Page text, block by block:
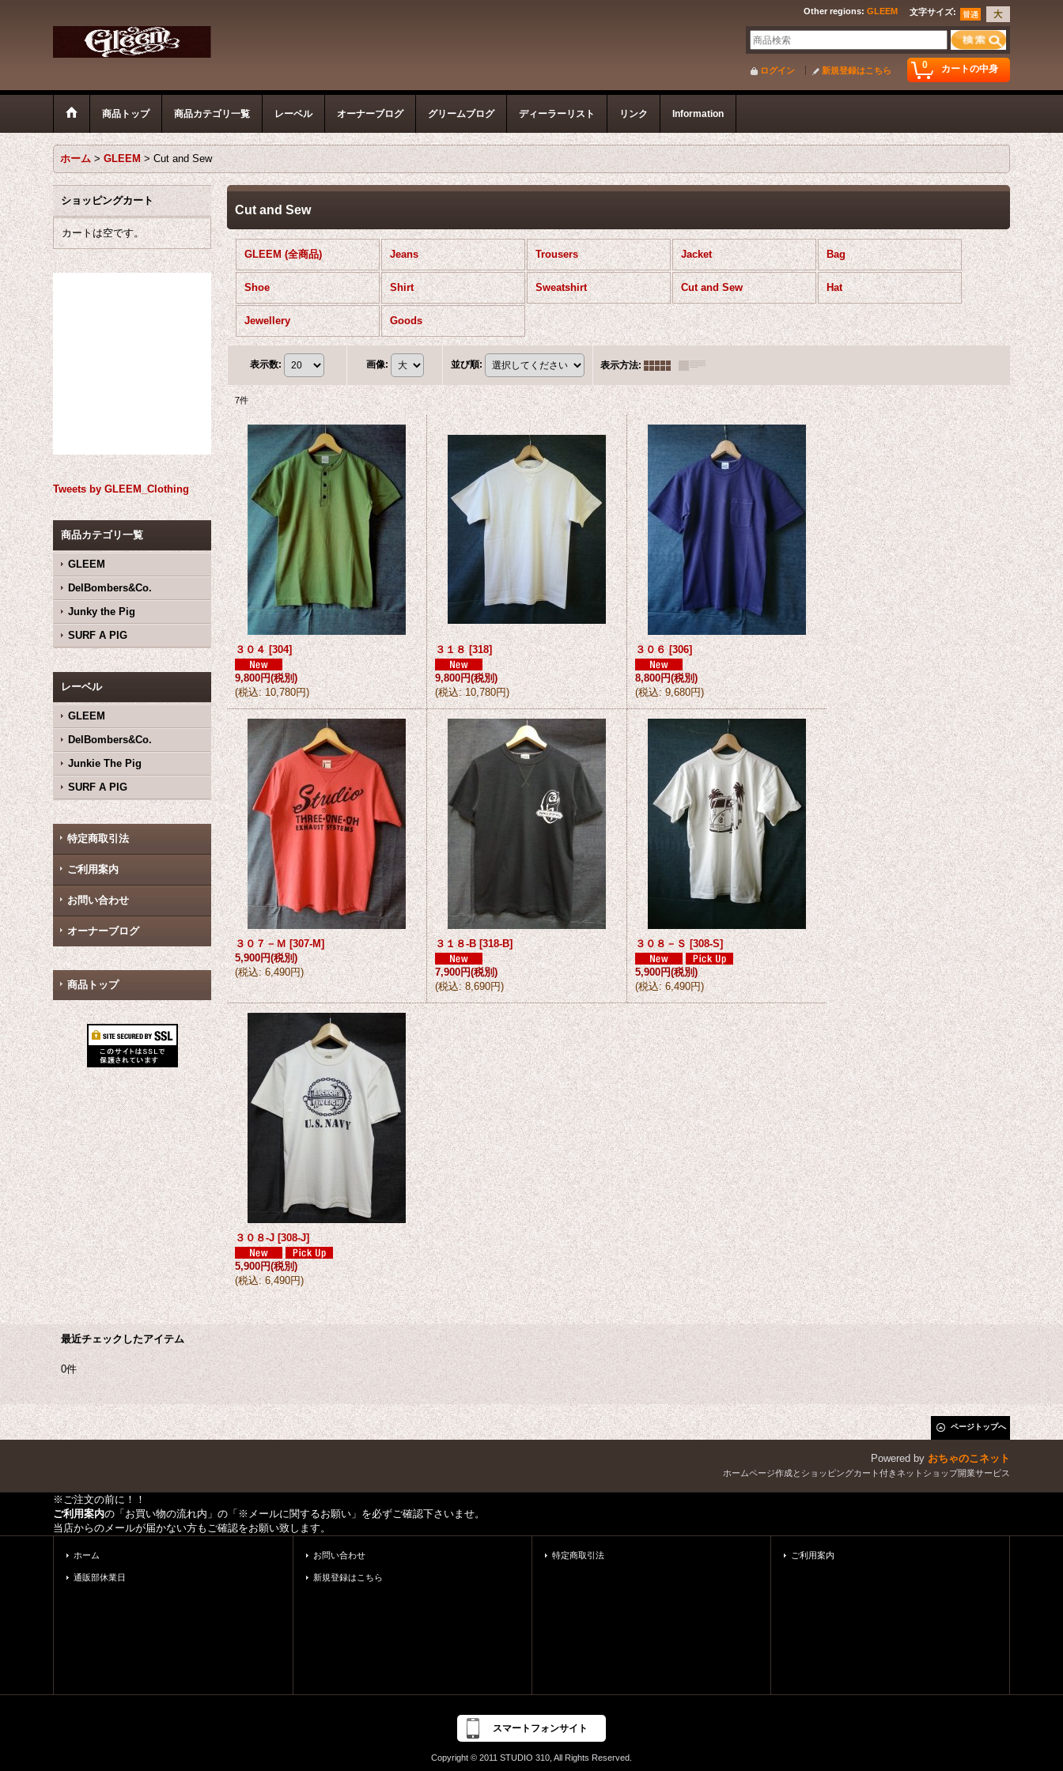
文字サイズ:
Other regions: GLEEM
0 カートの中身
ログイン 新規登録はこちら
商品トップ 商品カテゴリ一覧 レーベル オーナーブログ グリームブログ ディーラーリスト リンク Information
ホーム > GLEEM > Cut and Sew
ショッピングカート
カートは空です。
Tweets by GLEEM_Clothing
商品カテゴリ一覧
GLEEM
DelBombers&Co.
Junky the Pig
SURF A PIG
レーベル
GLEEM
DelBombers&Co.
Junkie The Pig
SURF A PIG
特定商取引法
ご利用案内
お問い合わせ
オーナーブログ
商品トップ
Cut and Sew
GLEEM (全商品) Jeans Trousers Jacket Bag
Shoe Shirt Sweatshirt Cut and Sew Hat
Jewellery Goods
表示数: 画像: 並び順: 表示方法:
7件
３０４ [304]
9,800円(税別)
(税込: 10,780円)
３１８ [318]
9,800円(税別)
(税込: 10,780円)
３０６ [306]
8,800円(税別)
(税込: 9,680円)
３０７－Ｍ [307-M]
5,900円(税別)
(税込: 6,490円)
３１８-B [318-B]
7,900円(税別)
(税込: 8,690円)
３０８－Ｓ [308-S]
5,900円(税別)
(税込: 6,490円)
３０８-J [308-J]
5,900円(税別)
(税込: 6,490円)
最近チェックしたアイテム
0件
ページトップへ
Powered by おちゃのこネット
ホームページ作成とショッピングカート付きネットショップ開業サービス
※ご注文の前に！！
ご利用案内の「お買い物の流れ内」の「※メールに関するお願い」を必ずご確認下さいませ。
当店からのメールが届かない方もご確認をお願い致します。
ホーム
通販部休業日
お問い合わせ
新規登録はこちら
特定商取引法 ご利用案内
スマートフォンサイト
Copyright © 2011 STUDIO 310, All Rights Reserved.